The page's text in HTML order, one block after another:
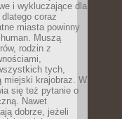
i wykluczające dla
coraz
miasta powinny
Muszą
rodzin z
tych,
miejski krajobraz. W
się też pytanie o
Nawet
dobrze, jeżeli